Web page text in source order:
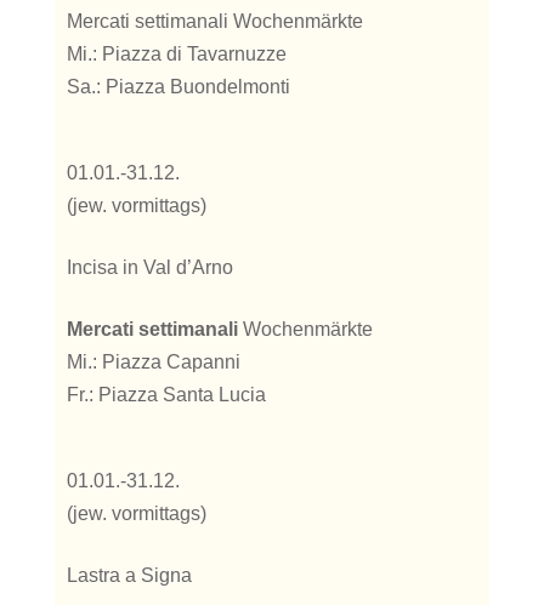
Mercati settimanali Wochenmärkte
Mi.: Piazza di Tavarnuzze
Sa.: Piazza Buondelmonti
01.01.-31.12.
(jew. vormittags)
Incisa in Val d’Arno
Mercati settimanali Wochenmärkte
Mi.: Piazza Capanni
Fr.: Piazza Santa Lucia
01.01.-31.12.
(jew. vormittags)
Lastra a Signa